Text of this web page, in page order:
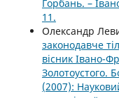
Горбань. –
11.
Олександр
законодавче
вісник Івано-
Золотоустого.
(2007):